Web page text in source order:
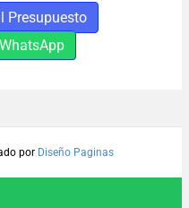
cantidad
Presupuesto
por Diseño Paginas